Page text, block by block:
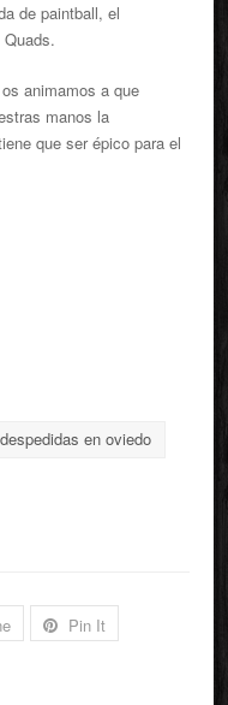
de paintball, el
animamos a que
manos la
que ser épico para el
despedidas en oviedo
Pin It